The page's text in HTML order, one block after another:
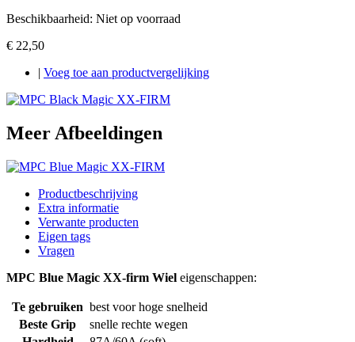
Beschikbaarheid: Niet op voorraad
€ 22,50
Voeg toe aan productvergelijking
Meer Afbeeldingen
Productbeschrijving
Extra informatie
Verwante producten
Eigen tags
Vragen
MPC Blue Magic XX-firm Wiel eigenschappen:
Te gebruiken best voor hoge snelheid
Beste Grip
snelle rechte wegen